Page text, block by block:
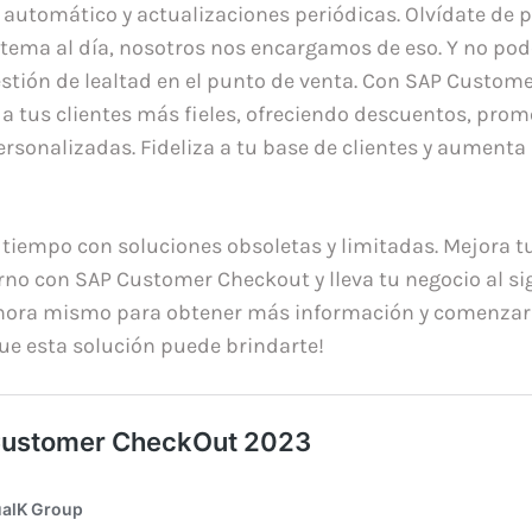
y actualizaciones periódicas. Olvídate de
al día, nosotros nos encargamos de eso. Y no
de lealtad en el punto de venta. Con SAP
tus clientes más fieles, ofreciendo descuentos,
Fideliza a tu base de clientes y
con soluciones obsoletas y limitadas. Mejora
con SAP Customer Checkout y lleva tu negocio al
mismo para obtener más información y
esta solución puede brindarte!